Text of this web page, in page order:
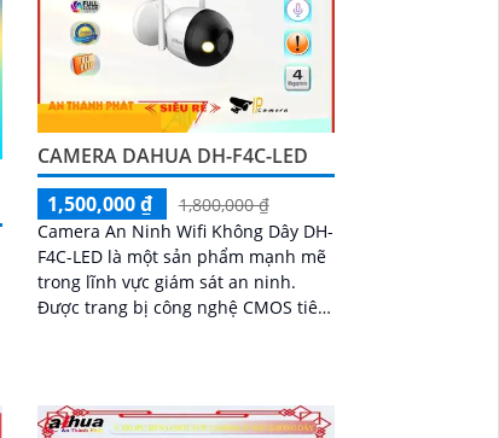
CAMERA DAHUA DH-F4C-LED
1,500,000 ₫
1,800,000 ₫
Camera An Ninh Wifi Không Dây DH-
F4C-LED là một sản phẩm mạnh mẽ
trong lĩnh vực giám sát an ninh.
Được trang bị công nghệ CMOS tiên